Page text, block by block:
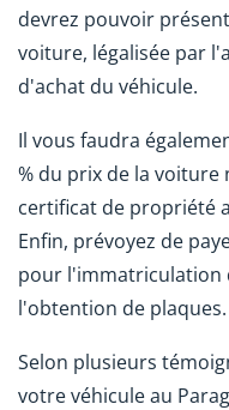
devrez pouvoir
voiture, légalisée par
d'achat du véhicule.
Il vous faudra
% du prix de la
certificat de propriété
Enfin, prévoyez de
pour l'immatriculation
l'obtention de plaques.
Selon plusieurs
votre véhicule au